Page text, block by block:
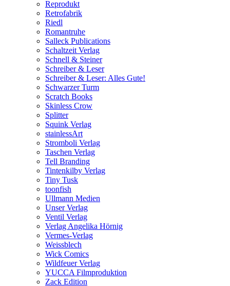
Reprodukt
Retrofabrik
Riedl
Romantruhe
Salleck Publications
Schaltzeit Verlag
Schnell & Steiner
Schreiber & Leser
Schreiber & Leser: Alles Gute!
Schwarzer Turm
Scratch Books
Skinless Crow
Splitter
Squink Verlag
stainlessArt
Stromboli Verlag
Taschen Verlag
Tell Branding
Tintenkilby Verlag
Tiny Tusk
toonfish
Ullmann Medien
Unser Verlag
Ventil Verlag
Verlag Angelika Hörnig
Vermes-Verlag
Weissblech
Wick Comics
Wildfeuer Verlag
YUCCA Filmproduktion
Zack Edition